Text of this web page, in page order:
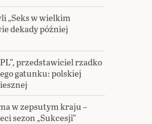
„Seks w wielkim
dekady później
przedstawiciel rzadko
gatunku: polskiej
w zepsutym kraju –
sezon „Sukcesji”